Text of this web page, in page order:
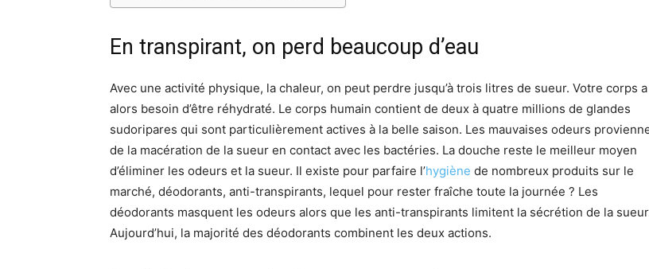
En transpirant, on perd beaucoup d’eau
Avec une activité physique, la chaleur, on peut perdre jusqu’à trois litres de sueur. Votre corps a
alors besoin d’être réhydraté. Le corps humain contient de deux à quatre millions de glandes
sudoripares qui sont particulièrement actives à la belle saison. Les mauvaises odeurs
de la macération de la sueur en contact avec les bactéries. La douche reste le meilleur moyen
d’éliminer les odeurs et la sueur. Il existe pour parfaire l’hygiène de nombreux produits sur le
marché, déodorants, anti-transpirants, lequel pour rester fraîche toute la journée ? Les
déodorants masquent les odeurs alors que les anti-transpirants limitent la sécrétion de la
Aujourd’hui, la majorité des déodorants combinent les deux actions.